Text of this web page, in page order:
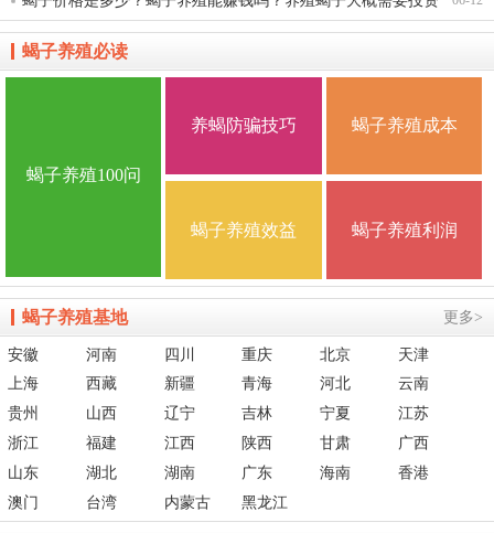
多少钱？
蝎子养殖必读
蝎子养殖100问
养蝎防骗技巧 蝎子养殖成本
蝎子养殖效益 蝎子养殖利润
更多>
蝎子养殖基地
安徽 河南 四川 重庆 北京
天津
上海
西藏 新疆 青海 河北
云南
贵州
山西 辽宁 吉林 宁夏
江苏
浙江
福建 江西 陕西 甘肃
广西
山东
湖北 湖南 广东 海南
香港
澳门
台湾 内蒙古 黑龙江